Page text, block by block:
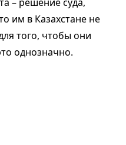
им в Казахстане не
того, чтобы они
однозначно.